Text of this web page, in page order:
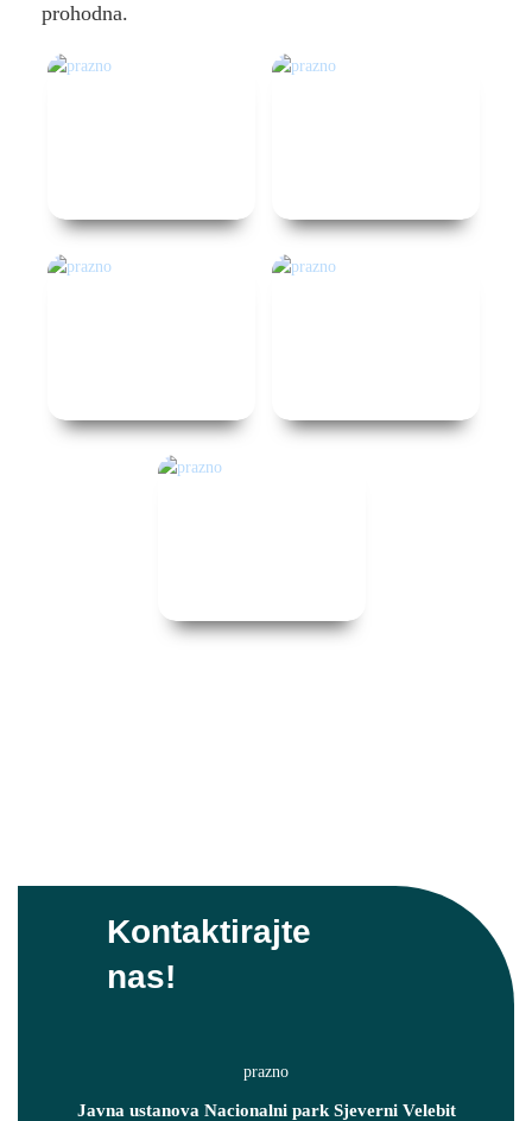
prohodna.
Kontaktirajte
nas!
Javna ustanova Nacionalni park Sjeverni Velebit